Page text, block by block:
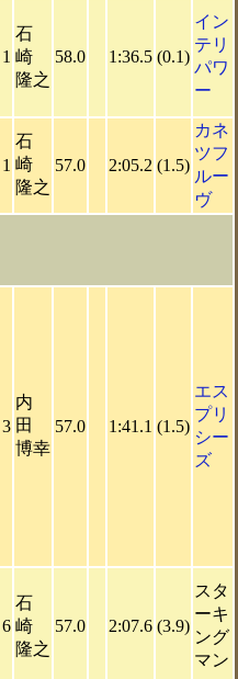
1
石
崎
隆之
58.0 1:36.5 (0.1)
イン
テリ
パワ
ー
1
石
崎
隆之
57.0 2:05.2 (1.5)
カネ
ツフ
ルー
ヴ
3
内
田
博幸
57.0 1:41.1 (1.5)
エス
プリ
シー
ズ
6
石
崎
隆之
57.0 2:07.6 (3.9)
スタ
ーキ
ング
マン